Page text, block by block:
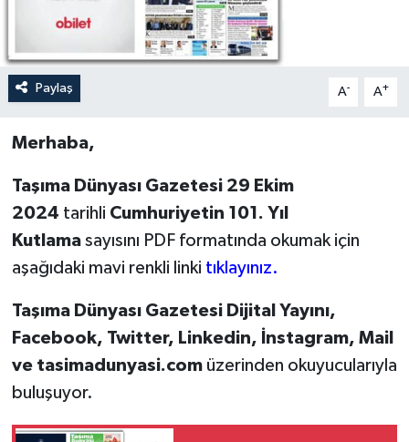
Paylaş A- A+
Merhaba,
Taşıma Dünyası Gazetesi 29 Ekim
2024 tarihli Cumhuriyetin 101. Yıl
Kutlamasayısını PDF formatında okumak için
aşağıdaki mavi renkli linki tıklayınız.
Taşıma Dünyası Gazetesi Dijital Yayını,
Facebook, Twitter, Linkedin, İnstagram, Mail
ve tasimadunyasi.comüzerinden okuyucularıyla
buluşuyor.